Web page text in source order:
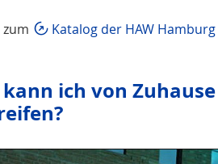
Katalog der HAW Hamburg
ich von